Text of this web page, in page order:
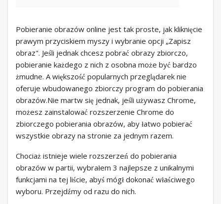
Pobieranie obrazów online jest tak proste, jak kliknięcie
prawym przyciskiem myszy i wybranie opcji „Zapisz
obraz". Jeśli jednak chcesz pobrać obrazy zbiorczo,
pobieranie każdego z nich z osobna może być bardzo
żmudne. A większość popularnych przeglądarek nie
oferuje wbudowanego zbiorczy program do pobierania
obrazów.Nie martw się jednak, jeśli używasz Chrome,
możesz zainstalować rozszerzenie Chrome do
zbiorczego pobierania obrazów, aby łatwo pobierać
wszystkie obrazy na stronie za jednym razem.
Chociaż istnieje wiele rozszerzeń do pobierania
obrazów w partii, wybrałem 3 najlepsze z unikalnymi
funkcjami na tej liście, abyś mógł dokonać właściwego
wyboru. Przejdźmy od razu do nich.